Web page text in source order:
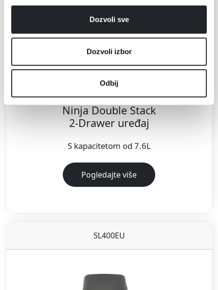
Dozvoli sve
Dozvoli izbor
Odbij
Ninja Double Stack
2-Drawer uređaj
S kapacitetom od 7.6L
Pogledajte više
SL400EU